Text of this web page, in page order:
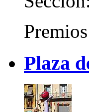
Plaza